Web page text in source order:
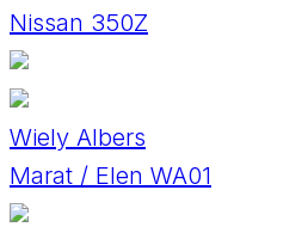
Nissan 350Z
Wiely Albers
Marat / Elen WA01